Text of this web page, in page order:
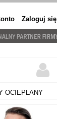
Zaloguj się
OCIEPLANY